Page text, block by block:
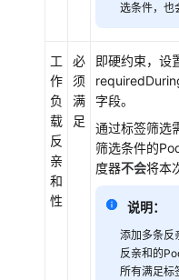
南
（巴
黎
区
域）
选条件，也
工
作
负
载
反
亲
和
性
必
须
满
足
即硬约束，设
字段。
通过标签筛选
筛选条件的
度器不会将本
说明：
添加多条反
反亲和的
所有满足标